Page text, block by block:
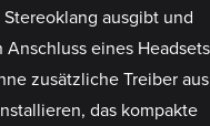
ausgibt und
eines Headsets
zusätzliche Treiber aus
das kompakte